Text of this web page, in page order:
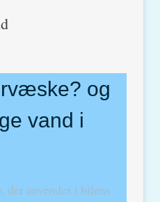
og
vand i
anvendes i bilens